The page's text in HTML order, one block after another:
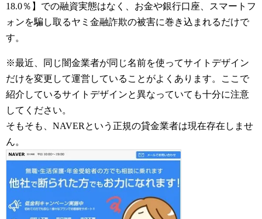
18.0％】での融資実態はなく、お金や銀行口座、スマートフ
ォンを騙し取るヤミ金融詐欺の被害に巻き込まれるだけで
す。
※最近、同じ闇金業者が同じ名前を使ってサイトデザイン
だけを変更して運営していることがよくあります。ここで
紹介しているサイトデザインと異なっていても十分に注意
してください。
そもそも、NAVERという正規の貸金業者は現在存在しませ
ん。